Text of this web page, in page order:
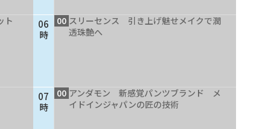
ト
06
時
07
時
00 スリーセンス 引き上げ魅せメイクで潤
透珠艶へ
00 アンダモン 新感覚パンツブランド メ
イドインジャパンの匠の技術